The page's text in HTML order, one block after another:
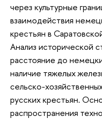
через культурные
взаимодействия
крестьян в
Анализ исторической
расстояние до
наличие тяжелых
сельско-
русских крестьян.
распространения